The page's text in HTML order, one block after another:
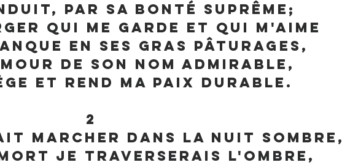
par sa bonté suprême;
qui me garde et qui m'aime
en ses gras pâturages,
de son nom admirable,
et rend ma paix durable.
2
marcher dans la nuit sombre,
mort je traverserais l'ombre,